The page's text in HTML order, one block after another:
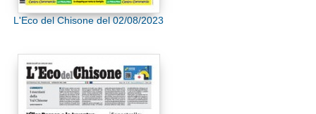
L'Eco del Chisone del 02/08/2023